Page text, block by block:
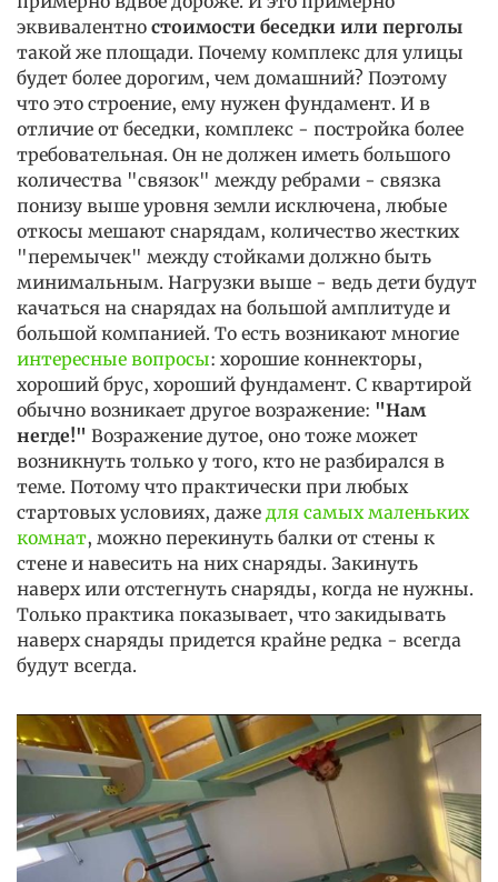
эквивалентно стоимости беседки или перголы
такой же площади. Почему комплекс для улицы
будет более дорогим, чем домашний? Поэтому
что это строение, ему нужен фундамент. И в
отличие от беседки, комплекс - постройка более
требовательная. Он не должен иметь большого
количества "связок" между ребрами - связка
понизу выше уровня земли исключена, любые
откосы мешают снарядам, количество жестких
"перемычек" между стойками должно быть
минимальным. Нагрузки выше - ведь дети будут
качаться на снарядах на большой амплитуде и
большой компанией. То есть возникают многие
интересные вопросы: хорошие коннекторы,
хороший брус, хороший фундамент. С квартирой
обычно возникает другое возражение: "Нам
негде!" Возражение дутое, оно тоже может
возникнуть только у того, кто не разбирался в
теме. Потому что практически при любых
стартовых условиях, даже для самых маленьких
комнат, можно перекинуть балки от стены к
стене и навесить на них снаряды. Закинуть
наверх или отстегнуть снаряды, когда не нужны.
Только практика показывает, что закидывать
наверх снаряды придется крайне редка - всегда
будут всегда.